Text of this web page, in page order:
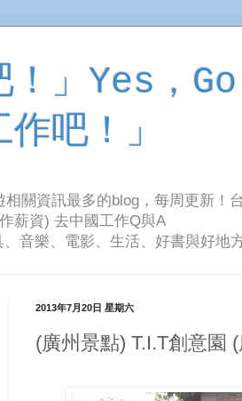
！」Yes，
吧！」
關資訊最多的blog，每周更新！
薪資) 去中國工作Q與A
音樂、電影、生活、好書與好地
2013年7月20日 星期六
(廣州景點) T.I.T創意園